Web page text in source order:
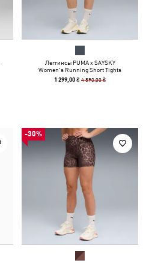
Леггинсы PUMA x SAYSKY
Women's Running Short Tights
1 299,00 ₴4 890,00 ₴
-30%